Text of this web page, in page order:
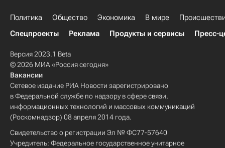
Политика Общество Экономика В мире
Спецпроекты
Реклама Продукты и сервисы Пресс-
Версия 2023.1 Beta
© 2026 МИА «Россия сегодня»
Вакансии
Сетевое издание РИА Новости зарегистрировано
в Федеральной службе по надзору в сфере связи,
информационных технологий и массовых коммуникаций
(Роскомнадзор) 08 апреля 2014 года.
Свидетельство о регистрации Эл № ФС77-57640
Учредитель: Федеральное государственное унитарное